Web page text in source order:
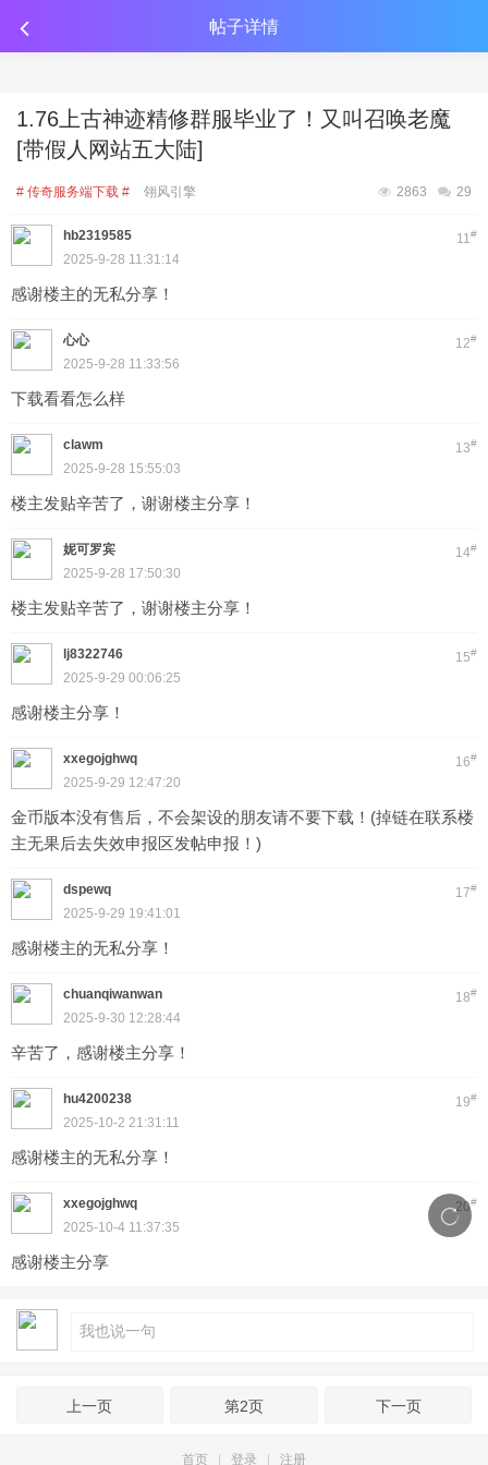
传奇工具分享 点击金币投放广告 点击金币投放广告
帖子详情
1.76上古神迹精修群服毕业了！又叫召唤老魔
[带假人网站五大陆]
# 传奇服务端下载 # 翎风引擎 29
2863
11#
hb2319585
2025-9-28 11:31:14
感谢楼主的无私分享！
12#
心心
2025-9-28 11:33:56
下载看看怎么样
13#
clawm
2025-9-28 15:55:03
楼主发贴辛苦了，谢谢楼主分享！
14#
妮可罗宾
2025-9-28 17:50:30
楼主发贴辛苦了，谢谢楼主分享！
15#
lj8322746
2025-9-29 00:06:25
感谢楼主分享！
16#
xxegojghwq
2025-9-29 12:47:20
金币版本没有售后，不会架设的朋友请不要下载！(掉链在联系楼
主无果后去失效申报区发帖申报！)
17#
dspewq
2025-9-29 19:41:01
感谢楼主的无私分享！
18#
chuanqiwanwan
2025-9-30 12:28:44
辛苦了，感谢楼主分享！
19#
hu4200238
2025-10-2 21:31:11
感谢楼主的无私分享！
20#
xxegojghwq
2025-10-4 11:37:35
感谢楼主分享
上一页 第2页 下一页
首页 登录 注册